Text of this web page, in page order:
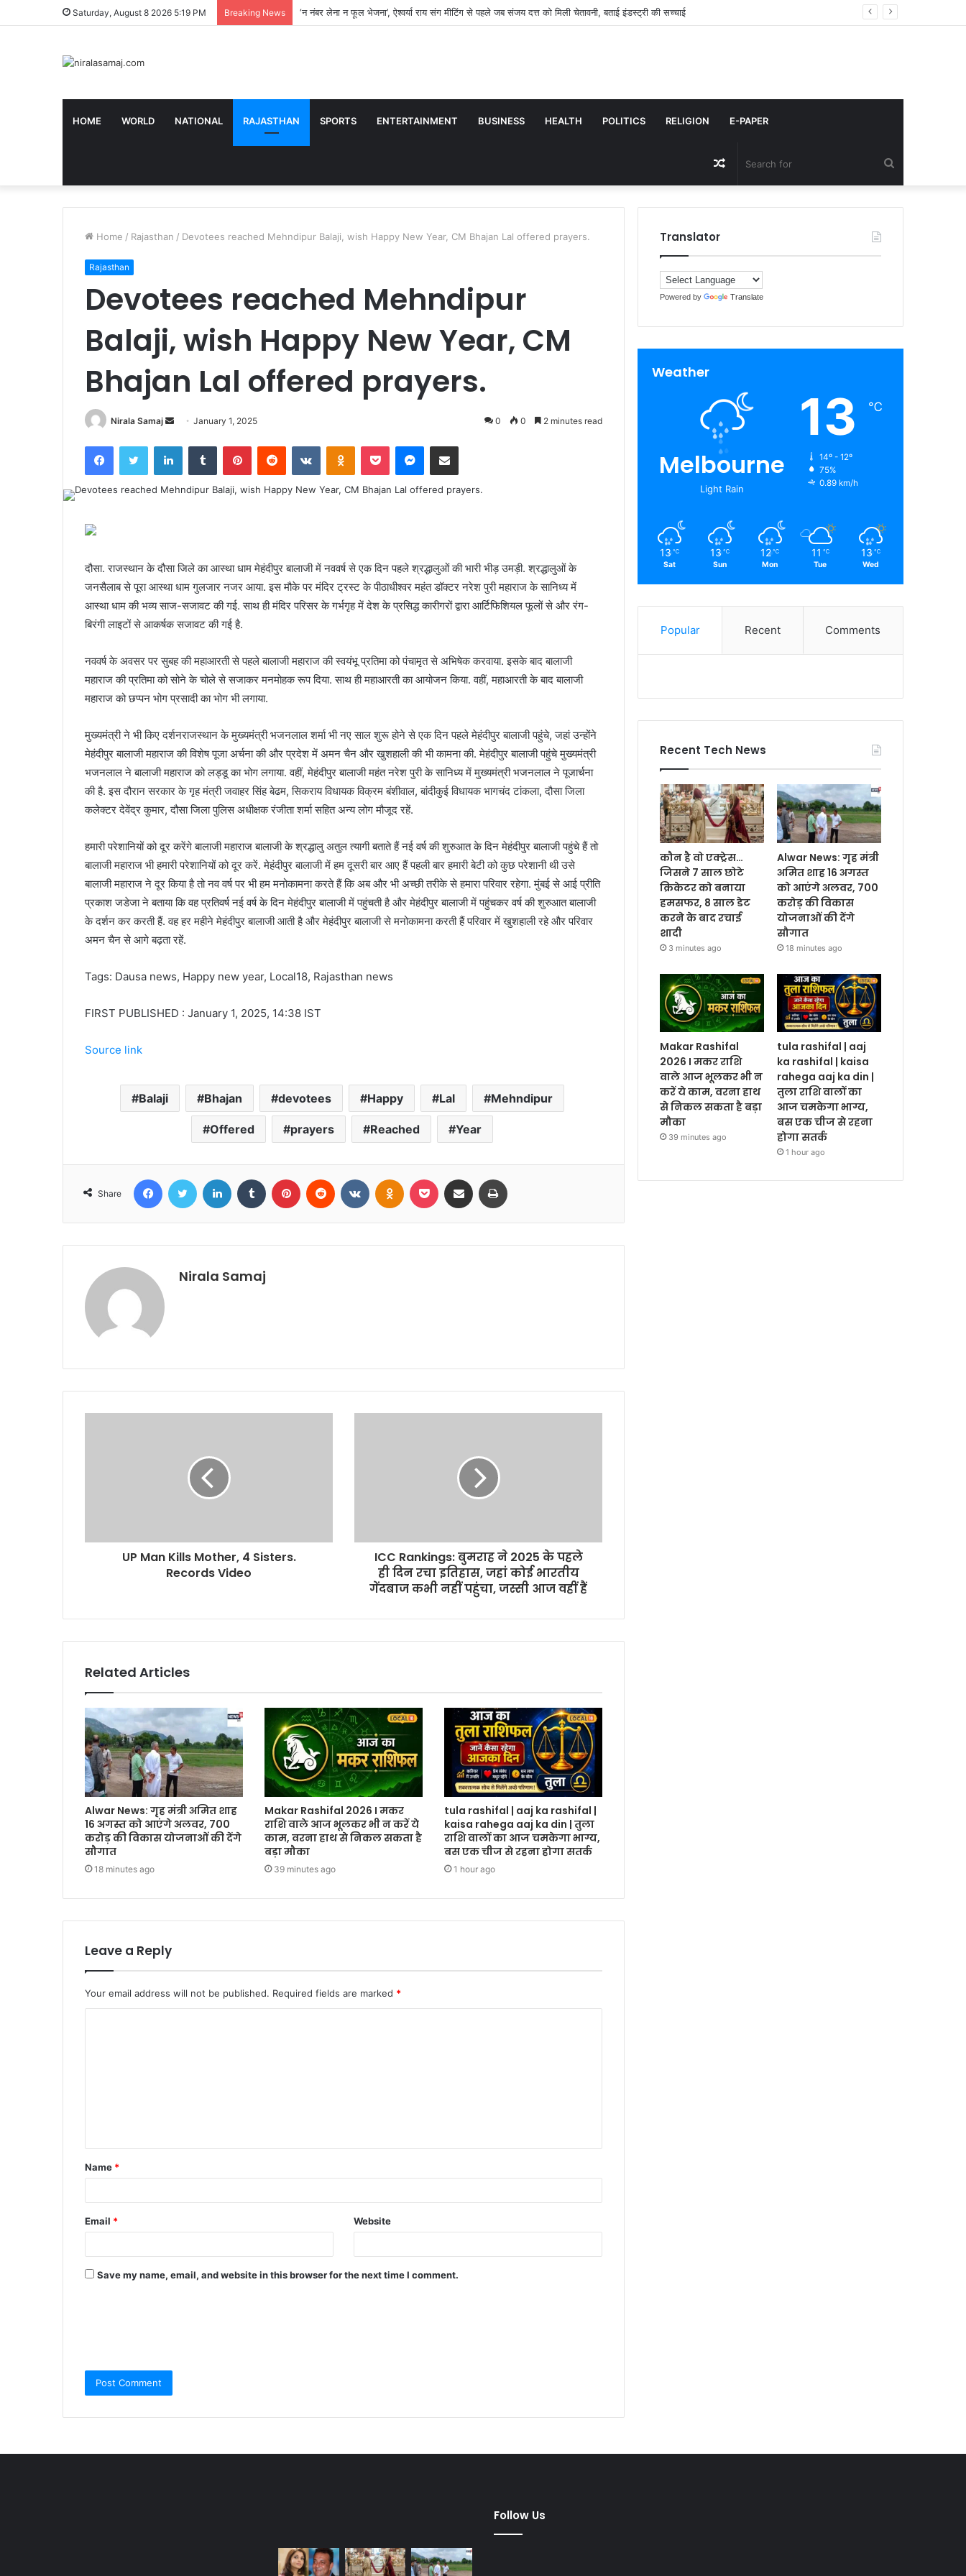
Saturday, August 8 2026 5:19 PM Breaking News कौन है वो एक्ट्रेस… जिसने 7 साल छोटे क्रिकेटर को बनाया हमसफर, 8 साल डेट करने के बाद रचाई शादी
HOME WORLD NATIONAL RAJASTHAN SPORTS ENTERTAINMENT BUSINESS HEALTH POLITICS RELIGION E-PAPER
for
Random
Article
Home / Rajasthan / Devotees reached Mehndipur Balaji, wish Happy New Year, CM Bhajan Lal offered prayers.
Rajasthan
Devotees reached Mehndipur
Balaji, wish Happy New Year, CM
Bhajan Lal offered prayers.
Nirala Samaj
Send January 1, 2025 0 0 2 minutes read
FacebookTwitter LinkedInTumblr PinterestReddit VKontakteOdnoklassniki
Pocket Messenger
Share via Email
दौसा. राजस्थान के दौसा जिले का आस्था धाम मेहंदीपुर बालाजी में नववर्ष से एक दिन पहले श्रद्धालुओं की भारी भीड़ उमड़ी. श्रद्धालुओं के
जनसैलाब से पूरा आस्था धाम गुलजार नजर आया. इस मौके पर मंदिर ट्रस्ट के पीठाधीश्वर महंत डॉक्टर नरेश पुरी महाराज के सानिध्य में
आस्था धाम की भव्य साज-सजावट की गई. साथ ही मंदिर परिसर के गर्भगृह में देश के प्रसिद्ध कारीगरों द्वारा आर्टिफिशियल फूलों से और रंग-
बिरंगी लाइटों से आकर्षक सजावट की गई है.
नववर्ष के अवसर पर सुबह की महाआरती से पहले बालाजी महाराज की स्वयंभू प्रतिमा को पंचामृत से अभिषेक करवाया. इसके बाद बालाजी
महाराज की प्रतिमा को सोने के चोले से सजाकर मनमोहक रूप दिया. साथ ही महाआरती का आयोजन किया. वहीं, महाआरती के बाद बालाजी
महाराज को छप्पन भोग प्रसादी का भोग भी लगाया.
मुख्यमंत्री ने भी किए दर्शनराजस्थान के मुख्यमंत्री भजनलाल शर्मा भी नए साल शुरू होने से एक दिन पहले मेहंदीपुर बालाजी पहुंचे, जहां उन्होंने
मेहंदीपुर बालाजी महाराज की विशेष पूजा अर्चना की और प्रदेश में अमन चैन और खुशहाली की भी कामना की. मेहंदीपुर बालाजी पहुंचे मुख्यमंत्री
भजनलाल ने बालाजी महाराज को लड्डू का भोग लगाया. वहीं, मेहंदीपुर बालाजी महंत नरेश पुरी के सानिध्य में मुख्यमंत्री भजनलाल ने पूजार्चना
की है. इस दौरान सरकार के गृह मंत्री जवाहर सिंह बेढम, सिकराय विधायक विक्रम बंशीवाल, बांदीकुई विधायक भागचंद टांकला, दौसा जिला
कलेक्टर देवेंद्र कुमार, दौसा जिला पुलिस अधीक्षक रंजीता शर्मा सहित अन्य लोग मौजूद रहें.
हमारी परेशानियों को दूर करेंगे बालाजी महाराज बालाजी के श्रद्धालु अतुल त्यागी बताते हैं नई वर्ष की शुरुआत के दिन मेहंदीपुर बालाजी पहुंचे हैं तो
बालाजी महाराज भी हमारी परेशानियों को दूर करें. मेहंदीपुर बालाजी में हम दूसरी बार आए हैं पहली बार हमारी बेटी को कुछ परेशानी थी उसे
बालाजी महाराज ने दूर किया है तो नव वर्ष पर भी हम मनोकामना करते हैं कि अब और भी अच्छी तरीके से हमारा परिवार रहेगा. मुंबई से आई प्रीति
प्रकाश जडेजा ने बताया कि वह प्रतिवर्ष नई वर्ष के दिन मेहंदीपुर बालाजी में पहुंचती है और मेहंदीपुर बालाजी में पहुंचकर वर्ष की शुरुआत बालाजी
के दर्शन कर करती हैं. वह हर महीने मेहंदीपुर बालाजी आती है और मेहंदीपुर बालाजी से मनोकामना करती हैं परिवार में खुशहाली रहे और परिवार
अमन चैन से आगे बढ़ता रहें.
Tags: Dausa news, Happy new year, Local18, Rajasthan news
FIRST PUBLISHED : January 1, 2025, 14:38 IST
Source link
Balaji Bhajan devotees Happy Lal Mehndipur
Offered prayers Reached Year
Share
FacebookTwitter LinkedIn Tumblr Pinterest Reddit VKontakteOdnoklassniki
Pocket Share via Email
Nirala Samaj
UP Man Kills Mother, 4 Sisters.
Records Video
ICC Rankings: बुमराह ने 2025 के पहले
ही दिन रचा इतिहास, जहां कोई भारतीय
गेंदबाज कभी नहीं पहुंचा, जस्सी आज वहीं हैं
Related Articles
Alwar News: गृह मंत्री अमित शाह
16 अगस्त को आएंगे अलवर, 700
करोड़ की विकास योजनाओं की देंगे
सौगात
18 minutes ago
Makar Rashifal 2026 I मकर
राशि वाले आज भूलकर भी न करें ये
काम, वरना हाथ से निकल सकता है
बड़ा मौका
39 minutes ago
tula rashifal | aaj ka rashifal |
kaisa rahega aaj ka din | तुला
राशि वालों का आज चमकेगा भाग्य,
बस एक चीज से रहना होगा सतर्क
1 hour ago
Leave a Reply
Your email address will not be published. Required fields are marked *
Name *
Email * Website
Save my name, email, and website in this browser for the next time I comment.
Translator
Powered by Translate
Weather
Melbourne
Light Rain
13 ℃
14º - 12º
75%
0.89 km/h
13 ℃
Sat
13 ℃
Sun
12 ℃
Mon
11 ℃
Tue
13 ℃
Wed
Popular Recent Comments
Recent Tech News
कौन है वो एक्ट्रेस…
जिसने 7 साल छोटे
क्रिकेटर को बनाया
हमसफर, 8 साल डेट
करने के बाद रचाई
शादी
3 minutes ago
Alwar News: गृह मंत्री
अमित शाह 16 अगस्त
को आएंगे अलवर, 700
करोड़ की विकास
योजनाओं की देंगे
सौगात
18 minutes ago
Makar Rashifal
2026 I मकर राशि
वाले आज भूलकर भी न
करें ये काम, वरना हाथ
से निकल सकता है बड़ा
मौका
39 minutes ago
tula rashifal | aaj
ka rashifal | kaisa
rahega aaj ka din |
तुला राशि वालों का
आज चमकेगा भाग्य,
बस एक चीज से रहना
होगा सतर्क
1 hour ago
Follow Us